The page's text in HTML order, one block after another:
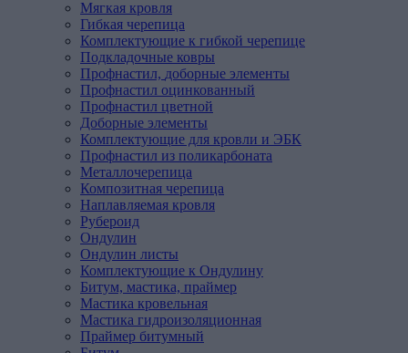
Мягкая кровля
Гибкая черепица
Комплектующие к гибкой черепице
Подкладочные ковры
Профнастил, доборные элементы
Профнастил оцинкованный
Профнастил цветной
Доборные элементы
Комплектующие для кровли и ЭБК
Профнастил из поликарбоната
Металлочерепица
Композитная черепица
Наплавляемая кровля
Рубероид
Ондулин
Ондулин листы
Комплектующие к Ондулину
Битум, мастика, праймер
Мастика кровельная
Мастика гидроизоляционная
Праймер битумный